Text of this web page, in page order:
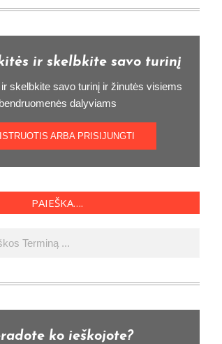
ir skelbkite savo turinį
skelbkite savo turinį ir žinutės visiems
bendruomenės dalyviams
ARBA PRISIJUNGTI
PAIEŠKA….
ko ieškojote?